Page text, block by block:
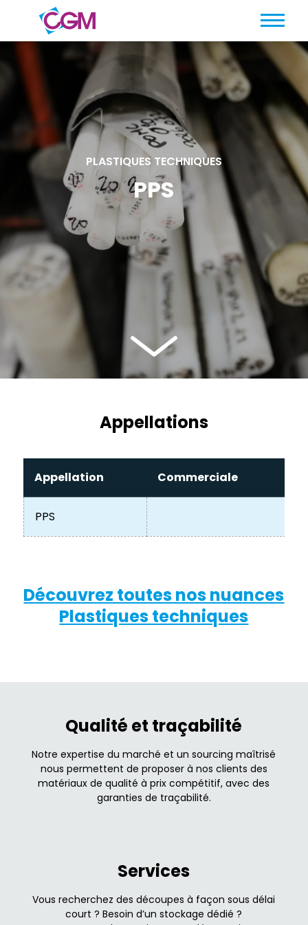
Appellations
Appellation Commerciale
PPS
Découvrez toutes nos nuances
Plastiques techniques
Qualité et traçabilité
Notre expertise du marché et un sourcing maîtrisé
nous permettent de proposer à nos clients des
matériaux de qualité à prix compétitif, avec des
garanties de traçabilité.
Services
Vous recherchez des découpes à façon sous délai
court ? Besoin d’un stockage dédié ?